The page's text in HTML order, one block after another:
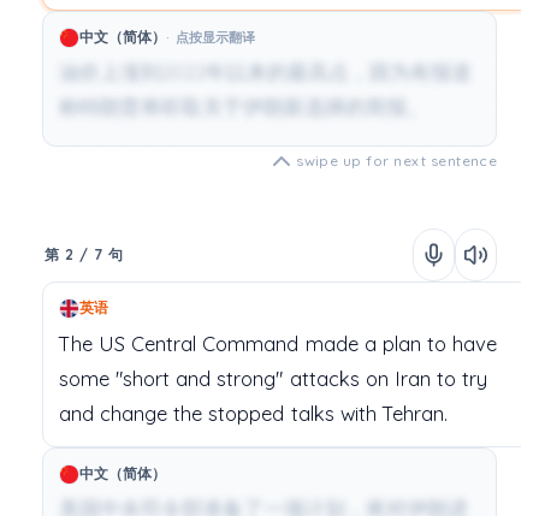
中文（简体） 点按显示翻译
油价上涨到2022年以来的最高点，因为有报道
称特朗普将听取关于伊朗新选择的简报。
swipe up for next sentence
第 2 / 7 句
英语
The US Central Command made a plan to have
some "short and strong" attacks on Iran to try
and change the stopped talks with Tehran.
中文（简体）
美国中央司令部准备了一项计划，将对伊朗进